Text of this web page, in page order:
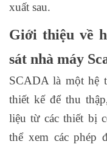
xuất sau.
Giới thiệu về
sát nhà máy
SCADA là một hệ
thiết kế để thu
liệu từ các thiết bị
thể xem các phép